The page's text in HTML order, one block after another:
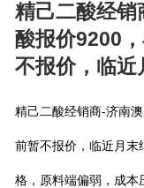
精己二酸经销
酸报价9200
不报价，临近
精己二酸经销商-济南
前暂不报价，临近月末
格，原料端偏弱，成本